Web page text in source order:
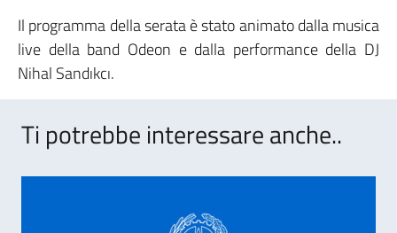
Il programma della serata è stato animato dalla musica
live della band Odeon e dalla performance della DJ
Nihal Sandıkcı.
Ti potrebbe interessare anche..